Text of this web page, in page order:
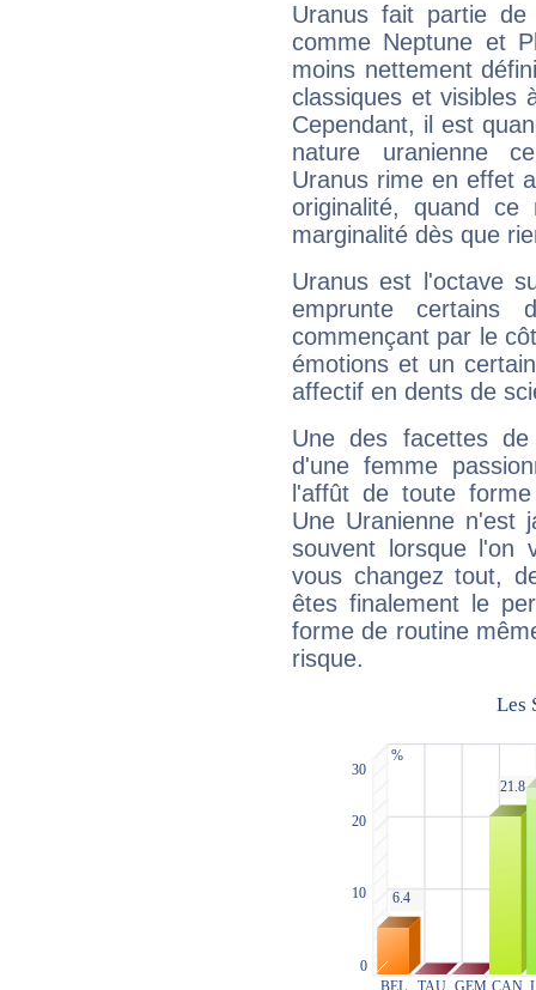
Uranus fait partie
comme Neptune et
moins nettement
classiques et visibles
Cependant, il est
nature uranienne
Uranus rime en effet
originalité, quand ce
marginalité dès que
Uranus est l'octave
emprunte
commençant par le
émotions et un
affectif en dents de
Une des facettes
d'une femme
l'affût de toute
Une Uranienne n'est
souvent lorsque l'on
vous changez tout,
êtes finalement le
forme de routine
risque.